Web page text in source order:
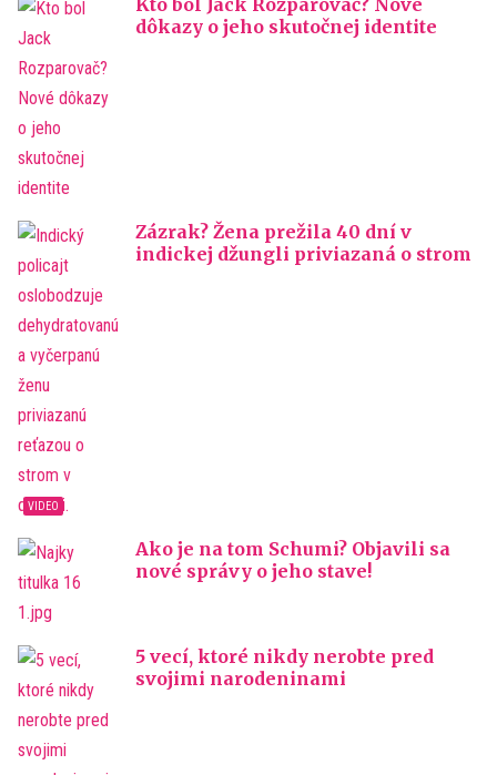
Kto bol Jack Rozparovač? Nové
dôkazy o jeho skutočnej identite
Zázrak? Žena prežila 40 dní v
indickej džungli priviazaná o strom
Ako je na tom Schumi? Objavili sa
nové správy o jeho stave!
5 vecí, ktoré nikdy nerobte pred
svojimi narodeninami